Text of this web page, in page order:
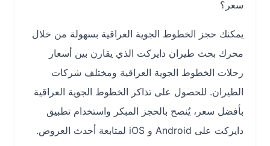
يمكنك حجز الخطوط الجوية العراقية بسهولة من خلال
محرك بحث طيران دايركت الذي يقارن بين أسعار
رحلات الخطوط الجوية العراقية ومختلف شركات
الطيران. للحصول على تذاكر الخطوط الجوية العراقية
بأفضل سعر، يُنصح بالحجز المبكر واستخدام تطبيق
دايركت على Android و iOS لمتابعة أحدث العروض.